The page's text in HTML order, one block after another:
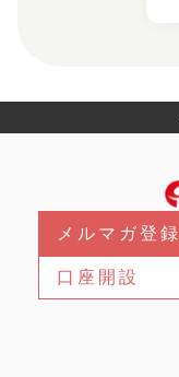
メルマガ登録
口座開設